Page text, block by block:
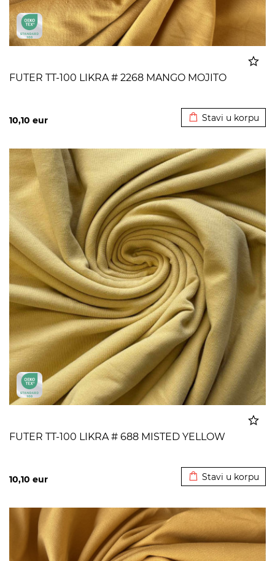
FUTER TT-100 LIKRA # 2268 MANGO MOJITO
10,10 eur Stavi u korpu
FUTER TT-100 LIKRA # 688 MISTED YELLOW
10,10 eur Stavi u korpu